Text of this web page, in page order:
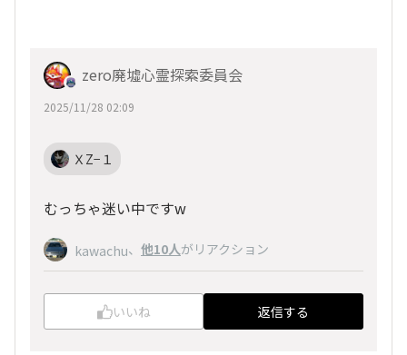
zero廃墟心霊探索委員会
2025/11/28 02:09
ＸZ−１
むっちゃ迷い中ですw
kawachu、 他10人がリアクション
いいね 返信する